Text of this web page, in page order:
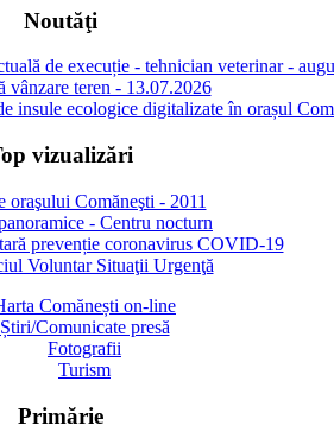
Noutăţi
de execuție - tehnician veterinar -
vânzare teren - 13.07.2026
insule ecologice digitalizate în orașul
vizualizări
oraşului Comăneşti - 2011
- Centru nocturn
prevenție coronavirus COVID-19
Voluntar Situaţii Urgenţă
Comănești on-line
Știri/Comunicate presă
Fotografii
Turism
Primărie